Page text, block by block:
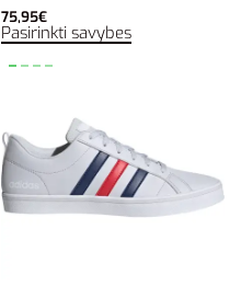
75,95€
Pasirinkti savybes